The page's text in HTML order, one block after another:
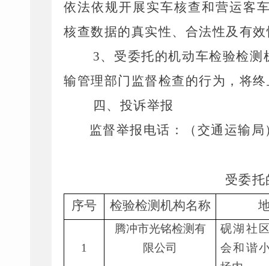
依法依规开展实车核查和营运客
核查数据的真实性、合法性及有
3、 受委托的机动车检验检
输管理部门监督检查的行为，将
四、投诉举报
监督举报电话：
（交通运输
受委
序号
检验检测机构名称
1
腾冲市光铭检测有
限公司
砚湖社
会和谐